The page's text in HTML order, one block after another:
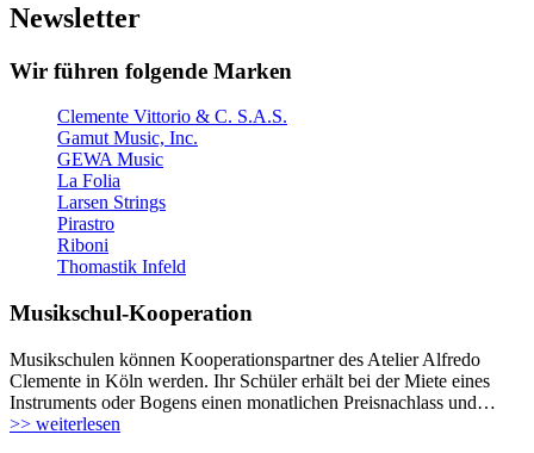
Newsletter
Wir führen folgende Marken
Clemente Vittorio & C. S.A.S.
Gamut Music, Inc.
GEWA Music
La Folia
Larsen Strings
Pirastro
Riboni
Thomastik Infeld
Musikschul-Kooperation
Musikschulen können Kooperationspartner des Atelier Alfredo
Clemente in Köln werden. Ihr Schüler erhält bei der Miete eines
Instruments oder Bogens einen monatlichen Preisnachlass und…
>> weiterlesen